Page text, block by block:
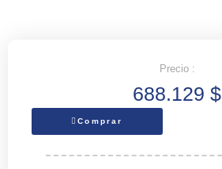
Precio :
688.129 $
Comprar